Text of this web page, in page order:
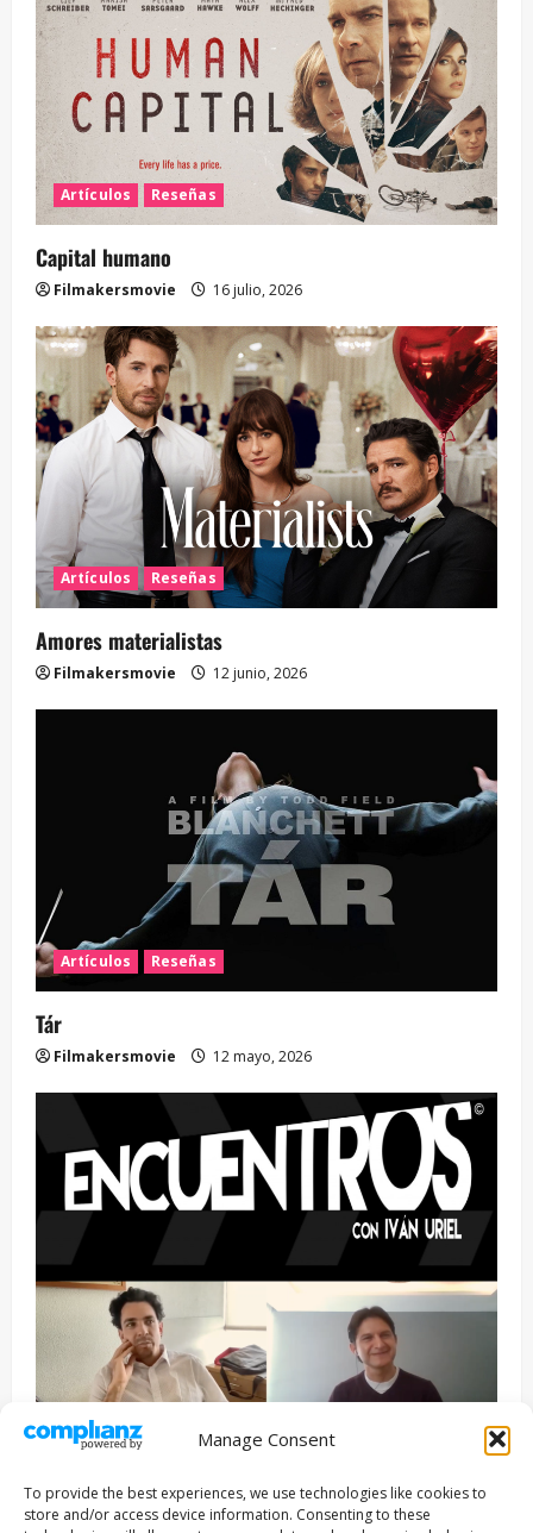
Manage Consent
To provide the best experiences, we use technologies like cookies to
store and/or access device information. Consenting to these
Artículos Reseñas
Capital humano
Filmakersmovie 16 julio, 2026
Artículos Reseñas
Amores materialistas
Filmakersmovie 12 junio, 2026
Artículos Reseñas
Tár
Filmakersmovie 12 mayo, 2026
Entrevista Series
ENCUENTROS CON IVÁN URIEL T3E22: JUAN PATRICIO